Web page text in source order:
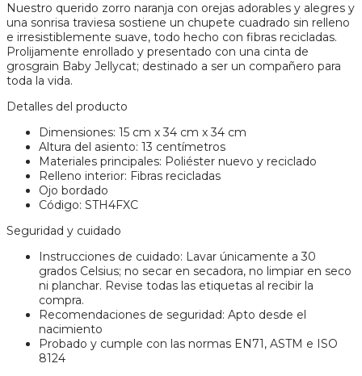
Nuestro querido zorro naranja con orejas adorables y alegres y
una sonrisa traviesa sostiene un chupete cuadrado sin relleno
e irresistiblemente suave, todo hecho con fibras recicladas.
Prolijamente enrollado y presentado con una cinta de
grosgrain Baby Jellycat; destinado a ser un compañero para
toda la vida.
Detalles del producto
Dimensiones: 15 cm x 34 cm x 34 cm
Altura del asiento: 13 centímetros
Materiales principales: Poliéster nuevo y reciclado
Relleno interior: Fibras recicladas
Ojo bordado
Código: STH4FXC
Seguridad y cuidado
Instrucciones de cuidado: Lavar únicamente a 30
grados Celsius; no secar en secadora, no limpiar en seco
ni planchar. Revise todas las etiquetas al recibir la
compra.
Recomendaciones de seguridad: Apto desde el
nacimiento
Probado y cumple con las normas EN71, ASTM e ISO
8124